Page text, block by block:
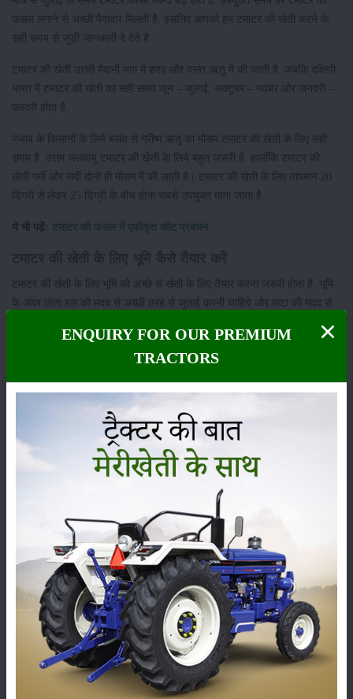
फसल लगाने से अच्छी पैदावार मिलती है. इसलिए आपको हम टमाटर की खेती करने के
सही समय से जुड़ी जानकारी दे देते है.
टमाटर की खेती उत्तरी मैदानी भाग में शरद और वसंत ऋतु में की जाती है. जबकि दक्षिणी
भारत में टमाटर की खेती का सही समय जून – जुलाई, अक्टूबर – नवंबर और जनवरी –
फरवरी होता है.
पंजाब के किसानों के लिये बसंत से ग्रीष्म ऋतु का मौसम टमाटर की खेती के लिए सही
समय है. उत्तम जलवायु टमाटर की खेती के लिये बहुत जरूरी है. हालाँकि टमाटर की
खेती गर्मी और सर्दी दोनों ही मौसम में की जाती है। टमाटर की खेती के लिए तापमान 20
डिग्री से लेकर 25 डिग्री के बीच होना सबसे उपयुक्त माना जाता है.
ये भी पढ़ें: टमाटर की फसल में एकीकृत कीट प्रबंधन
टमाटर की खेती के लिए भूमि को अच्छे से खेती के लिए तैयार करना जरूरी होता है. भूमि
के अंदर तोता हल की मदद से अच्छी तरह से जुताई करनी चाहिये और पाटा की मदद से
इस भूमि पर हल्का हल्का पानी लगा देना है और उस जमीन की कल्टीवेटर हल से जोत
जिससे मिट्टी समतल और भूरभूरी हो जाएगी. इसके बाद जमीन टमाटर के पोधों की
बीज की मात्रा
टमाटर की खेती के लिये बीज न ही कम मात्रा में डालना है और न ही ज्यादा मात्रा में.
एक हेक्टेयर में डाल सकते हैं. वहीं अन्य क़िस्मों के बीज की बात की जाए तो आप एक
हेक्टेयर में 350 से 400 ग्राम बीज एक हेक्टेयर में इस्तेमाल करें.
फसल भंडारण
ENQUIRY FOR OUR PREMIUM
TRACTORS